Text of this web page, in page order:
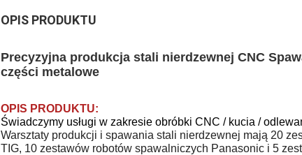
OPIS PRODUKTU
Precyzyjna produkcja stali nierdzewnej CNC
części metalowe
OPIS PRODUKTU:
Świadczymy usługi w zakresie obróbki CNC / kucia /
Warsztaty produkcji i spawania stali nierdzewnej mają 20
TIG, 10 zestawów robotów spawalniczych Panasonic i 5